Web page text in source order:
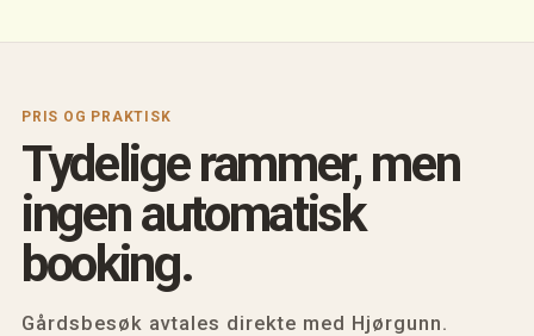
PRIS OG PRAKTISK
Tydelige rammer, men
ingen automatisk
booking.
Gårdsbesøk avtales direkte med Hjørgunn.